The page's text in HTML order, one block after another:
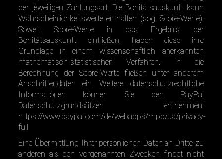
der jeweiligen Zahlungsart. Die Bonitätsauskunft kann
Wahrscheinlichkeitswerte enthalten (sog. Score-Werte).
Soweit Score-Werte in das Ergebnis der
Bonitätsauskunft einfließen, haben diese ihre
Grundlage in einem wissenschaftlich anerkannten
mathematisch-statistischen Verfahren. In die
Berechnung der Score-Werte fließen unter anderem
Anschriftendaten ein. Weitere datenschutzrechtliche
Informationen können Sie den PayPal
Datenschutzgrundsätzen entnehmen:
https://www.paypal.com/de/webapps/mpp/ua/privacy-
full
Eine Übermittlung Ihrer persönlichen Daten an Dritte zu
anderen als den vorgenannten Zwecken findet nicht